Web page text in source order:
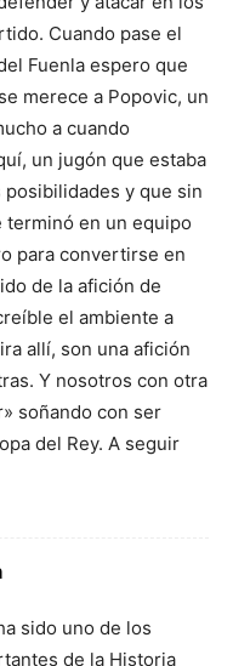
Cuando pase el
Fuenla espero que
merece a Popovic, un
a cuando
un jugón que estaba
y que sin
terminó en un equipo
para convertirse en
de la afición de
el ambiente a
allí, son una afición
Y nosotros con otra
soñando con ser
del Rey. A seguir
sido uno de los
de la Historia